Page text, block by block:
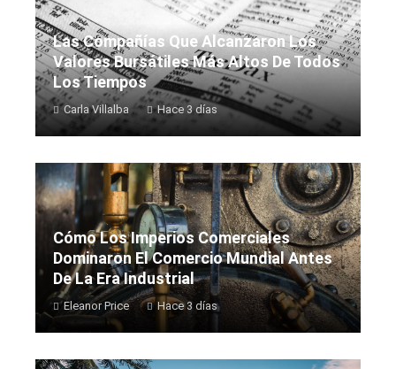
Las Compañías Que Alcanzaron Los
Valores Bursátiles Más Altos De Todos
Los Tiempos
Carla Villalba Hace 3 días
Cómo Los Imperios Comerciales
Dominaron El Comercio Mundial Antes
De La Era Industrial
Eleanor Price Hace 3 días